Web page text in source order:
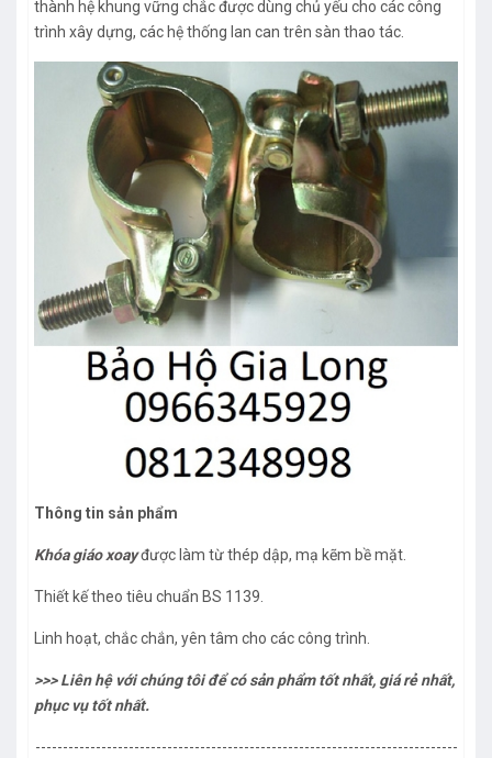
thành hệ khung vững chắc được dùng chủ yếu cho các công
trình xây dựng, các hệ thống lan can trên sàn thao tác.
Thông tin sản phẩm
Khóa giáo xoayđược làm từ thép dập, mạ kẽm bề mặt.
Thiết kế theo tiêu chuẩn BS 1139.
Linh hoạt, chắc chắn, yên tâm cho các công trình.
>>> Liên hệ với chúng tôi để có sản phẩm tốt nhất, giá rẻ nhất,
phục vụ tốt nhất.
-----------------------------------------------------------------------------